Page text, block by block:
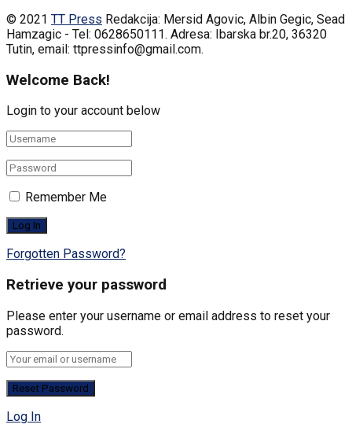
© 2021 TT Press Redakcija: Mersid Agovic, Albin Gegic, Sead
Hamzagic - Tel: 0628650111. Adresa: Ibarska br.20, 36320
Tutin, email: ttpressinfo@gmail.com.
Welcome Back!
Login to your account below
Remember Me
Forgotten Password?
Retrieve your password
Please enter your username or email address to reset your
password.
Log In